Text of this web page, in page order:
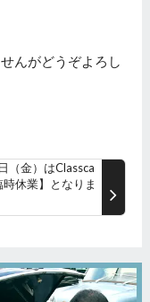
んがどうぞよろし
（金）はClassca
休業】となりま